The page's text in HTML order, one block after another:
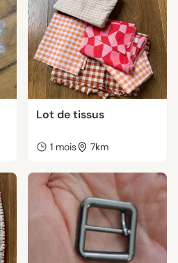
Lot de tissus
1 mois 7km